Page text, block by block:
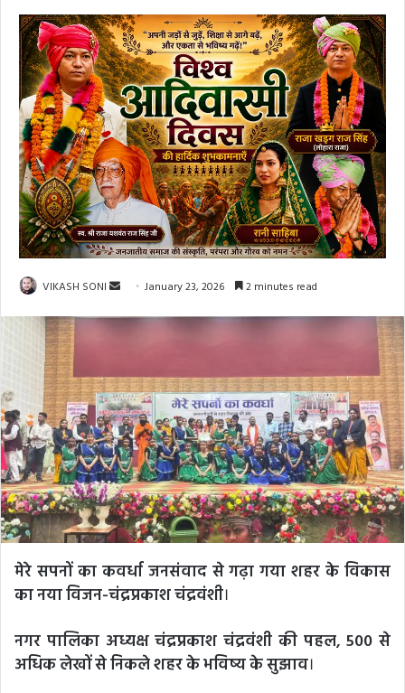
VIKASH SONI
Send
email
January 23, 2026 2 minutes read
मेरे सपनों का कवर्धा जनसंवाद से गढ़ा गया शहर के विकास
का नया विजन-चंद्रप्रकाश चंद्रवंशी।
नगर पालिका अध्यक्ष चंद्रप्रकाश चंद्रवंशी की पहल, 500 से
अधिक लेखों से निकले शहर के भविष्य के सुझाव।